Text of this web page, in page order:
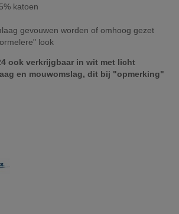
katoen
gevouwen worden of omhoog gezet
look
ook verkrijgbaar in wit met licht
en mouwomslag, dit bij "opmerking"